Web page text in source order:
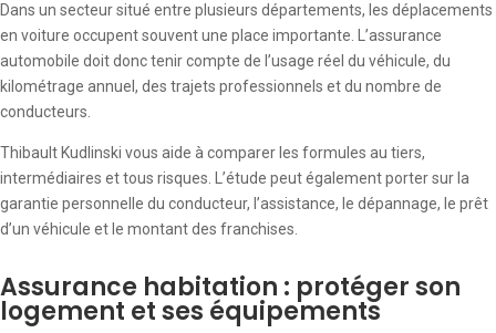
Dans un secteur situé entre plusieurs départements, les déplacements
en voiture occupent souvent une place importante. L’assurance
automobile doit donc tenir compte de l’usage réel du véhicule, du
kilométrage annuel, des trajets professionnels et du nombre de
conducteurs.
Thibault Kudlinski vous aide à comparer les formules au tiers,
intermédiaires et tous risques. L’étude peut également porter sur la
garantie personnelle du conducteur, l’assistance, le dépannage, le prêt
d’un véhicule et le montant des franchises.
Assurance habitation : protéger son
logement et ses équipements